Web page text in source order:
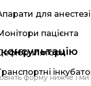
форму нижче і
для
пацієнта